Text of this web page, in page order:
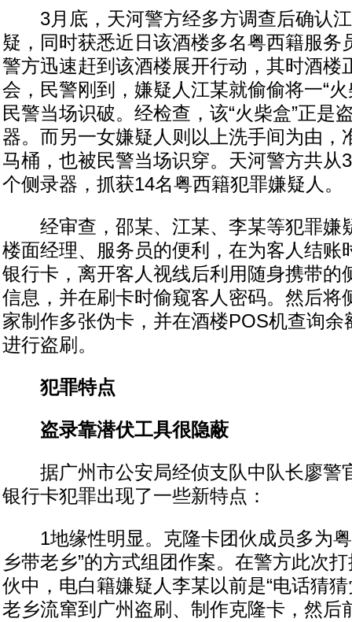
3月底，天河警方经多方调查后确认江
疑，同时获悉近日该酒楼多名粤西籍服务
警方迅速赶到该酒楼展开行动，其时酒楼
会，民警刚到，嫌疑人江某就偷偷将一“
民警当场识破。经检查，该“火柴盒”正是
器。而另一女嫌疑人则以上洗手间为由，
马桶，也被民警当场识穿。天河警方共从
个侧录器，抓获14名粤西籍犯罪嫌疑人。
经审查，邵某、江某、李某等犯罪嫌
楼面经理、服务员的便利，在为客人结账
银行卡，离开客人视线后利用随身携带的
信息，并在刷卡时偷窥客人密码。然后将
家制作多张伪卡，并在酒楼POS机查询余
进行盗刷。
犯罪特点
盗录靠潜伏工具很隐蔽
据广州市公安局经侦支队中队长廖警
银行卡犯罪出现了一些新特点：
1地缘性明显。克隆卡团伙成员多为粤
乡带老乡”的方式组团作案。在警方此次
伙中，电白籍嫌疑人李某以前是“电话猜
老乡流窜到广州盗刷、制作克隆卡，然后